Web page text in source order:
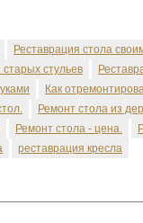
Реставрация стола
старых стульев
Как
Ремонт стола из
Ремонт стола - цена.
реставрация кресла